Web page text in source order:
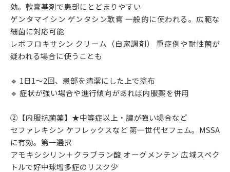
効。軟膏基剤で患部にとどまりやすい
ゲンタマイシン ゲンタシン軟膏 一般的に使われる。広範な
細菌に対応可能
レボフロキサシン クリーム（自家調剤） 重症例や耐性菌が
疑われる場合に使うことも
🔹 1日1～2回、患部を清潔にした上で塗布
🔹 症状が強い場合や進行傾向があれば内服薬を併用
②【内服抗菌薬】★中等症以上・膿が強い場合など
セファレキシン ケフレックスなど 第一世代セフェム。MSSA
に有効。第一選択
アモキシシリン＋クラブラン酸 オーグメンチン 広域スペク
トルで好中球増多症のリスク少